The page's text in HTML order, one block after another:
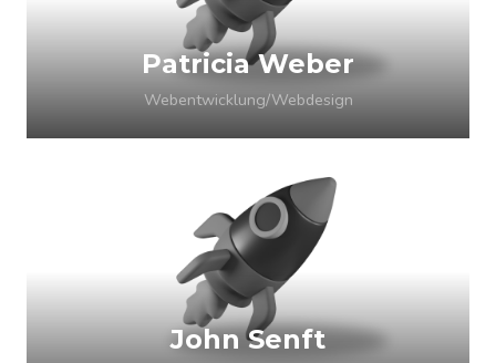
Patricia Weber
Webentwicklung/Webdesign
John Senft